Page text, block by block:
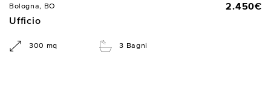
Bologna, BO
2.450€
Ufficio
300 mq 3 Bagni